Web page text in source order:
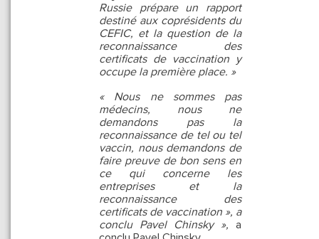
Russie prépare un rapport
destiné aux coprésidents du
CEFIC, et la question de la
reconnaissance des
certificats de vaccination y
occupe la première place. »
« Nous ne sommes pas
médecins, nous ne
demandons pas la
reconnaissance de tel ou tel
vaccin, nous demandons de
faire preuve de bon sens en
ce qui concerne les
entreprises et la
reconnaissance des
certificats de vaccination », a
conclu Pavel Chinsky », a